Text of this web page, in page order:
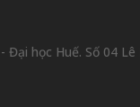
Đại học Huế. Số 04 Lê